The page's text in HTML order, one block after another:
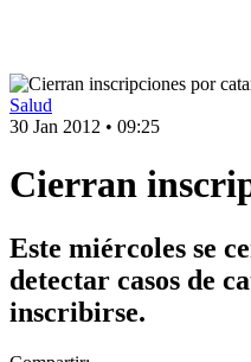
Salud
30 Jan 2012 • 09:25
Cierran
Este miércoles se
detectar casos de
inscribirse.